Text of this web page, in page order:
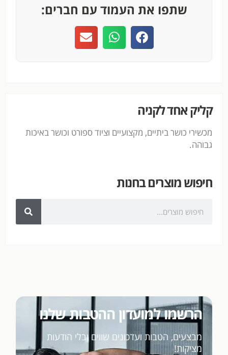
שתפו את העמוד עם חברים:
קליק אחד לקניה
מכשירי כושר ביתיים, מקצועיים וציוד ספורט וכושר באיכות
גבוהה.
חיפוש מוצרים בחנות
הרשמו למועדון ההטבות שלנו
מבצעים, הטבות ועדכונים שווים ובלי הודעות
מציקות!